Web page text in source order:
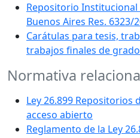
Repositorio
Buenos Aires Res. 6323/
Carátulas para tesis,
trabajos finales de grado
Normativa
Ley 26.899
acceso abierto
Reglamento de la Ley